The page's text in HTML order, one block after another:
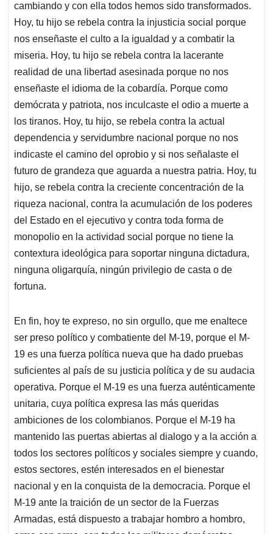
cambiando y con ella todos hemos sido transformados.
Hoy, tu hijo se rebela contra la injusticia social porque
nos enseñaste el culto a la igualdad y a combatir la
miseria. Hoy, tu hijo se rebela contra la lacerante
realidad de una libertad asesinada porque no nos
enseñaste el idioma de la cobardía. Porque como
demócrata y patriota, nos inculcaste el odio a muerte a
los tiranos. Hoy, tu hijo, se rebela contra la actual
dependencia y servidumbre nacional porque no nos
indicaste el camino del oprobio y si nos señalaste el
futuro de grandeza que aguarda a nuestra patria. Hoy, tu
hijo, se rebela contra la creciente concentración de la
riqueza nacional, contra la acumulación de los poderes
del Estado en el ejecutivo y contra toda forma de
monopolio en la actividad social porque no tiene la
contextura ideológica para soportar ninguna dictadura,
ninguna oligarquía, ningún privilegio de casta o de
fortuna.
En fin, hoy te expreso, no sin orgullo, que me enaltece
ser preso político y combatiente del M-19, porque el M-
19 es una fuerza política nueva que ha dado pruebas
suficientes al país de su justicia política y de su audacia
operativa. Porque el M-19 es una fuerza auténticamente
unitaria, cuya política expresa las más queridas
ambiciones de los colombianos. Porque el M-19 ha
mantenido las puertas abiertas al dialogo y a la acción a
todos los sectores políticos y sociales siempre y cuando,
estos sectores, estén interesados en el bienestar
nacional y en la conquista de la democracia. Porque el
M-19 ante la traición de un sector de la Fuerzas
Armadas, está dispuesto a trabajar hombro a hombro,